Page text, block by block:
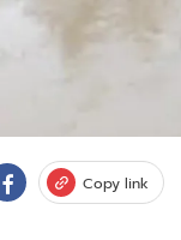
Copy link